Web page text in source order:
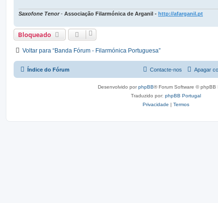
Saxofone Tenor- Associação Filarmónica de Arganil - http://afarganil.pt
Bloqueado
Voltar para “Banda Fórum - Filarmónica Portuguesa”
Índice do Fórum Apagar
Contacte-nos
Desenvolvido porphpBB® Forum Software © phpBB
Traduzido por: phpBB Portugal
Privacidade | Termos